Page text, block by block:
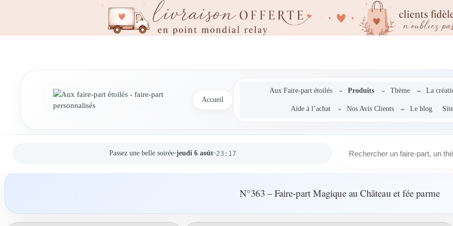
Accueil
Aux Faire-part étoilés Produits Thème La
Aide à l’achat Nos Avis Clients Le blog
Passez une belle soirée•jeudi 6 août•23:17
r
h
N°363 – Faire-part Magique au Château et fée parme